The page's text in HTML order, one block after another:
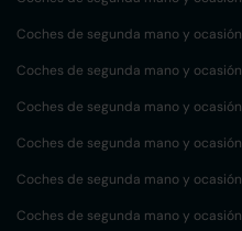
Coches de segunda mano y ocasión
Coches de segunda mano y ocasión
Coches de segunda mano y ocasión
Coches de segunda mano y ocasión
Coches de segunda mano y ocasión
Coches de segunda mano y ocasión